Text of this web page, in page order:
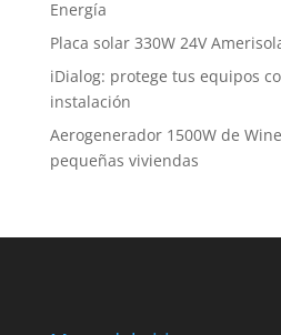
Energía
Placa solar 330W 24V
iDialog: protege tus equipos
instalación
Aerogenerador 1500W de
pequeñas viviendas